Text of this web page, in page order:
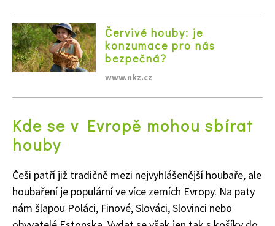
Červivé houby: je
konzumace pro nás
bezpečná?
www.nkz.cz
Kde se v Evropě mohou sbírat
houby
Češi patří již tradičně mezi nejvyhlášenější houbaře, ale
houbaření je populární ve více zemích Evropy. Na paty
nám šlapou Poláci, Finové, Slováci, Slovinci nebo